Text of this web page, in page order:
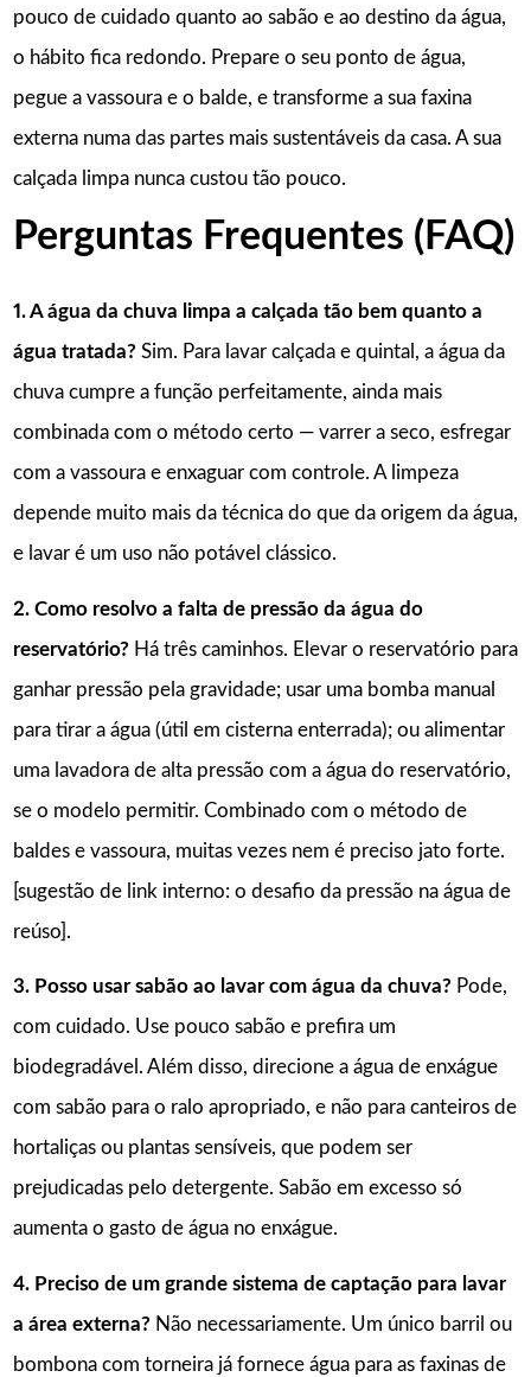
pouco de cuidado quanto ao sabão e ao destino da água,
o hábito fica redondo. Prepare o seu ponto de água,
pegue a vassoura e o balde, e transforme a sua faxina
externa numa das partes mais sustentáveis da casa. A sua
calçada limpa nunca custou tão pouco.
Perguntas Frequentes (FAQ)
1. A água da chuva limpa a calçada tão bem quanto a
água tratada?Sim. Para lavar calçada e quintal, a água da
chuva cumpre a função perfeitamente, ainda mais
combinada com o método certo — varrer a seco, esfregar
com a vassoura e enxaguar com controle. A limpeza
depende muito mais da técnica do que da origem da água,
e lavar é um uso não potável clássico.
2. Como resolvo a falta de pressão da água do
reservatório?Há três caminhos. Elevar o reservatório para
ganhar pressão pela gravidade; usar uma bomba manual
para tirar a água (útil em cisterna enterrada); ou alimentar
uma lavadora de alta pressão com a água do reservatório,
se o modelo permitir. Combinado com o método de
baldes e vassoura, muitas vezes nem é preciso jato forte.
[sugestão de link interno: o desafio da pressão na água de
reúso].
3. Posso usar sabão ao lavar com água da chuva?Pode,
com cuidado. Use pouco sabão e prefira um
biodegradável. Além disso, direcione a água de enxágue
com sabão para o ralo apropriado, e não para canteiros de
hortaliças ou plantas sensíveis, que podem ser
prejudicadas pelo detergente. Sabão em excesso só
aumenta o gasto de água no enxágue.
4. Preciso de um grande sistema de captação para lavar
a área externa?Não necessariamente. Um único barril ou
bombona com torneira já fornece água para as faxinas de